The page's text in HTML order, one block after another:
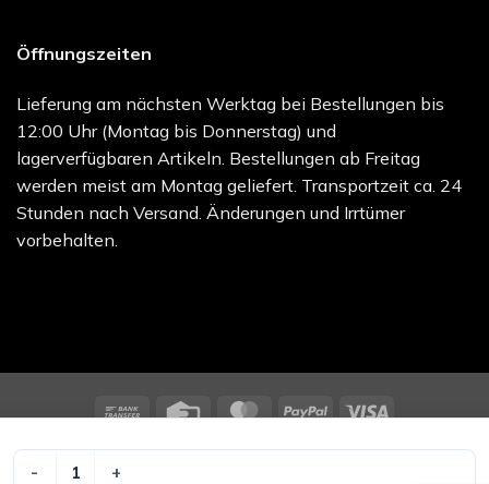
Öffnungszeiten
Lieferung am nächsten Werktag bei Bestellungen bis
12:00 Uhr (Montag bis Donnerstag) und
lagerverfügbaren Artikeln. Bestellungen ab Freitag
werden meist am Montag geliefert. Transportzeit ca. 24
Stunden nach Versand. Änderungen und Irrtümer
vorbehalten.
Bank
Credit
MasterCardPayPal
melocare GmbH - Online Shop | Besuchen Sie uns unter